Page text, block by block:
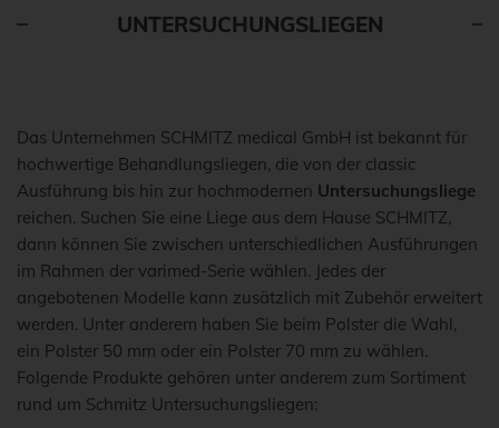
UNTERSUCHUNGSLIEGEN
Das Unternehmen SCHMITZ medical GmbH ist bekannt für
hochwertige Behandlungsliegen, die von der classic
Ausführung bis hin zur hochmodernen Untersuchungsliege
reichen. Suchen Sie eine Liege aus dem Hause SCHMITZ,
dann können Sie zwischen unterschiedlichen Ausführungen
im Rahmen der varimed-Serie wählen. Jedes der
angebotenen Modelle kann zusätzlich mit Zubehör erweitert
werden. Unter anderem haben Sie beim Polster die Wahl,
ein Polster 50 mm oder ein Polster 70 mm zu wählen.
Folgende Produkte gehören unter anderem zum Sortiment
rund um Schmitz Untersuchungsliegen: